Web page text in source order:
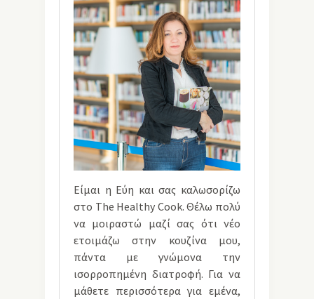
Είμαι η Εύη και σας καλωσορίζω
στο The Healthy Cook. Θέλω πολύ
να μοιραστώ μαζί σας ότι νέο
ετοιμάζω στην κουζίνα μου,
πάντα με γνώμονα την
ισορροπημένη διατροφή. Για να
μάθετε περισσότερα για εμένα,